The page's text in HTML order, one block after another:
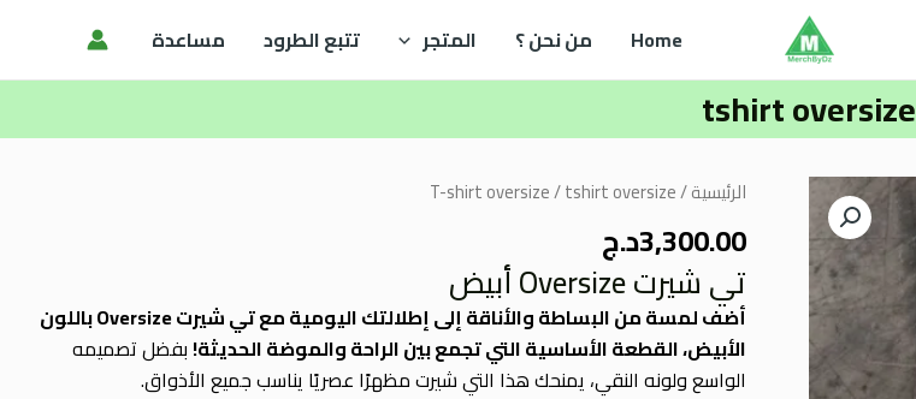
Home من نحن ؟ المتجر تتبع الطرود مساعدة
tshirt oversize
الرئيسية/
T-shirt oversize/ tshirt oversize
3,300.00د.ج
تي شيرت Oversize أبيض
أضف لمسة من البساطة والأناقة إلى إطلالتك اليومية مع تي شيرت Oversize باللون
الأبيض، القطعة الأساسية التي تجمع بين الراحة والموضة الحديثة! بفضل تصميمه
الواسع ولونه النقي، يمنحك هذا التي شيرت مظهرًا عصريًا يناسب جميع الأذواق.
كمية
tshirt
oversize